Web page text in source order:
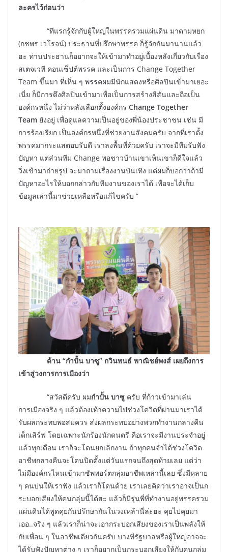
ละครไว้ก่อนว่า
“ทีแรกรู้จักกับผู้ใหญ่ในพรรครวมแผ่นดิน มาดามหยก
(กชพร เวโรจน์) ประธานที่ปรึกษาพรรค ก็รู้จักกันมานานแล้ว
ฮะ ท่านประธานก็อยากจะให้เข้ามาทำอยู่เบื้องหลังเกี่ยวกับเรื่อง
สเตจเวที คอนเซ็ปต์พรรค และเป็นการ Change Together
Team ขึ้นมา ที่เห็น ๆ พรรคผมมีนักแสดงหรือศิลปินเข้ามาเยอะ
เนี่ย ก็มีการดึงศิลปินเข้ามาเพื่อเป็นการสร้างสีสันและถือเป็น
องค์กรหนึ่ง ไม่ว่าหลังเลือกตั้งองค์กร Change Together
Team ยังอยู่ เพื่อดูแลความเป็นอยู่ของพี่น้องประชาชน เช่น มี
การร้องเรียก เป็นองค์กรหนึ่งที่ช่วยงานสังคมครับ จากที่เราตั้ง
พรรคมากระแสตอบรับดี เราลงพื้นที่ด้วยครับ เราจะมีทีมรับฟัง
ปัญหา แต่ส่วนทีม Change พอชาวบ้านเขาเห็นเขาก็ดีใจแล้ว
วิ่งเข้ามาถ่ายรูป จะมาถามเรื่องงานบันเทิง แต่ผมก็บอกว่าถ้ามี
ปัญหาอะไรให้บอกกล่าวกับทีมงานของเราได้ เพื่อจะได้เก็บ
ข้อมูลเล่านี้มาช่วยเหลือหรือแก้ไขครับ ”
ด้าน “กำปั้น บาซู” กวินพนธ์ พาณิชย์พงส์ เผยถึงการ
เข้าสู่วงการการเมืองว่า
“สวัสดีครับ ผมกำปั้น บาซู ครับ ที่ก้าวเข้ามาเล่น
การเมืองจริง ๆ แล้วต้องเท้าความไปช่วงโควิดที่ผ่านมาเราได้
รับผลกระทบพอสมควร ส่งผลกระทบอย่างพวกทำงานกลางคืน
เด็กเสิร์ฟ โดยเฉพาะนักร้องนักดนตรี คือเราจะมีงานประจำอยู่
แล้วทุกเดือน เราก็จะโดนยกเลิกงาน ถ้าทุกคนจำได้ช่วงโควิด
อาชีพกลางคืนจะโดนปิดตั้งแต่วันแรกจนถึงสุดท้ายเลย แต่ว่า
ไม่มีองค์กรไหนเข้ามาซัพพอร์ตกลุ่มอาชีพเหล่านี้เลย ซึ่งมีหลาย
ๆ คนบ่นให้เราฟัง แล้วเราก็โดนด้วย เราเลยคิดว่าเราอาจเป็นก
ระบอกเสียงให้คนกลุ่มนี้ได้ฮะ แล้วก็มีรุ่นพี่ที่ทำงานอยู่พรรครวม
แผ่นดินได้พูดคุยกันปรึกษากันในวงเหล้านี่ล่ะฮะ คุยไปคุยมา
เออ..จริง ๆ แล้วเราก็น่าจะเอากระบอกเสียงของเราเป็นพลังให้
กับเพื่อน ๆ ในอาชีพเดียวกันครับ บางทีรัฐบาลหรือผู้ใหญ่อาจจะ
ได้รับฟังปัญหาต่าง ๆ เราก็อยากเป็นกระบอกเสียงให้กับคนกลุ่ม